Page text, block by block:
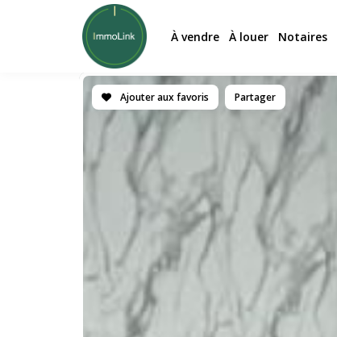
À vendre À louer Notaires
Ajouter aux favoris Partager